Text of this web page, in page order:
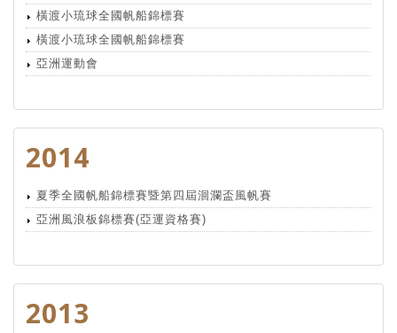
橫渡小琉球全國帆船錦標賽
橫渡小琉球全國帆船錦標賽
亞洲運動會
2014
夏季全國帆船錦標賽暨第四屆洄瀾盃風帆賽
亞洲風浪板錦標賽(亞運資格賽)
2013